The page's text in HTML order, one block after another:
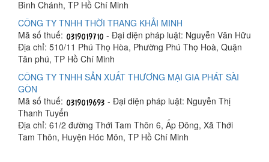
Bình Chánh, TP Hồ Chí Minh
CÔNG TY TNHH THỜI TRANG KHẢI MINH
Mã số thuế:
- Đại diện pháp luật: Nguyễn Văn Hữu
Địa chỉ: 510/11 Phú Thọ Hòa, Phường Phú Thọ Hoà, Quận
Tân phú, TP Hồ Chí Minh
CÔNG TY TNHH SẢN XUẤT THƯƠNG MẠI GIA PHÁT SÀI
GÒN
Mã số thuế:
- Đại diện pháp luật: Nguyễn Thị
Thanh Tuyển
Địa chỉ: 61/2 đường Thới Tam Thôn 6, Ấp Đông, Xã Thới
Tam Thôn, Huyện Hóc Môn, TP Hồ Chí Minh